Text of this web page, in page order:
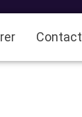
Contact